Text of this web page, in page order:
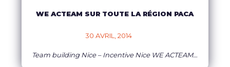
WE ACTEAM SUR TOUTE LA RÉGION PACA
30 AVRIL, 2014
Team building Nice – Incentive Nice WE ACTEAM en région Paca